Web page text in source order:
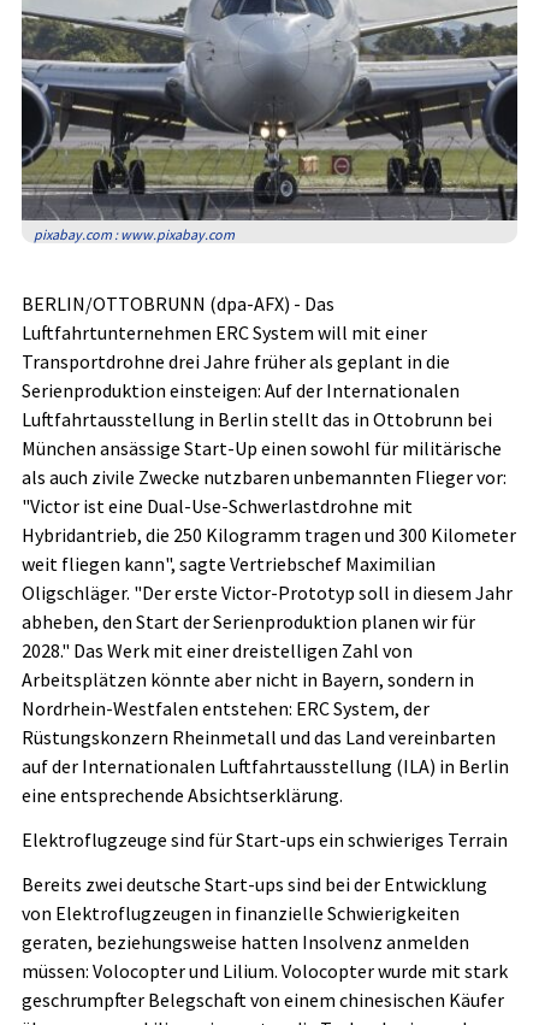
pixabay.com : www.pixabay.com
BERLIN/OTTOBRUNN (dpa-AFX) - Das
Luftfahrtunternehmen ERC System will mit einer
Transportdrohne drei Jahre früher als geplant in die
Serienproduktion einsteigen: Auf der Internationalen
Luftfahrtausstellung in Berlin stellt das in Ottobrunn bei
München ansässige Start-Up einen sowohl für militärische
als auch zivile Zwecke nutzbaren unbemannten Flieger vor:
"Victor ist eine Dual-Use-Schwerlastdrohne mit
Hybridantrieb, die 250 Kilogramm tragen und 300 Kilometer
weit fliegen kann", sagte Vertriebschef Maximilian
Oligschläger. "Der erste Victor-Prototyp soll in diesem Jahr
abheben, den Start der Serienproduktion planen wir für
2028." Das Werk mit einer dreistelligen Zahl von
Arbeitsplätzen könnte aber nicht in Bayern, sondern in
Nordrhein-Westfalen entstehen: ERC System, der
Rüstungskonzern Rheinmetall und das Land vereinbarten
auf der Internationalen Luftfahrtausstellung (ILA) in Berlin
eine entsprechende Absichtserklärung.
Elektroflugzeuge sind für Start-ups ein schwieriges Terrain
Bereits zwei deutsche Start-ups sind bei der Entwicklung
von Elektroflugzeugen in finanzielle Schwierigkeiten
geraten, beziehungsweise hatten Insolvenz anmelden
müssen: Volocopter und Lilium. Volocopter wurde mit stark
geschrumpfter Belegschaft von einem chinesischen Käufer